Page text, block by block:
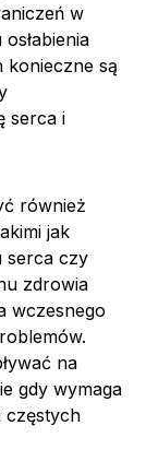
w
są
serca i
również
jak
serca czy
zdrowia
wczesnego
na
gdy wymaga
częstych